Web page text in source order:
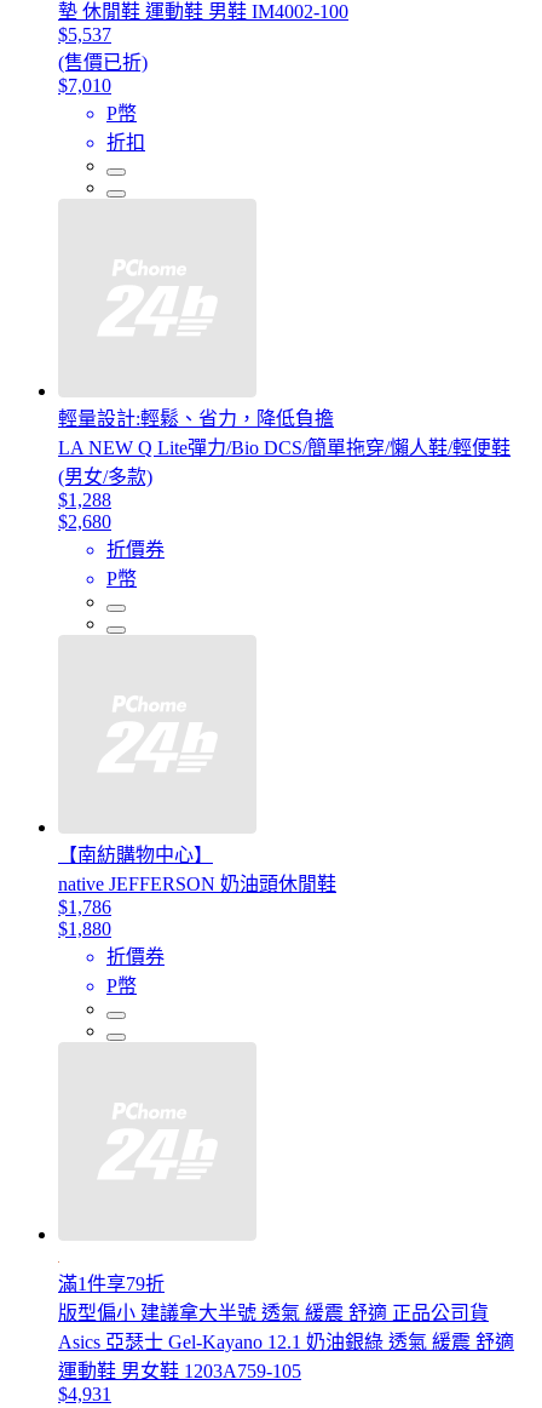
墊 休閒鞋 運動鞋 男鞋 IM4002-100
$5,537
(售價已折)
$7,010
P幣
折扣
輕量設計:輕鬆、省力，降低負擔
LA NEW Q Lite彈力/Bio DCS/簡單拖穿/懶人鞋/輕便鞋
(男女/多款)
$1,288
$2,680
折價券
P幣
【南紡購物中心】
native JEFFERSON 奶油頭休閒鞋
$1,786
$1,880
折價券
P幣
滿1件享79折
版型偏小 建議拿大半號 透氣 緩震 舒適 正品公司貨
Asics 亞瑟士 Gel-Kayano 12.1 奶油銀綠 透氣 緩震 舒適
運動鞋 男女鞋 1203A759-105
$4,931